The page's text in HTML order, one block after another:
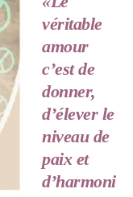
véritable
amour
c’est de
donner,
d’élever le
niveau de
paix et
d’harmoni